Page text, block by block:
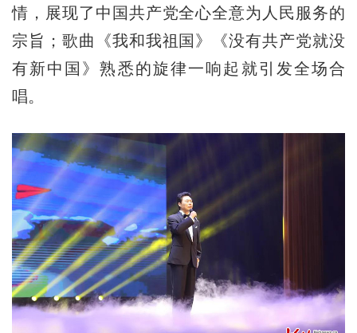
情，展现了中国共产党全心全意为人民服务的
宗旨；歌曲《我和我祖国》《没有共产党就没
有新中国》熟悉的旋律一响起就引发全场合
唱。